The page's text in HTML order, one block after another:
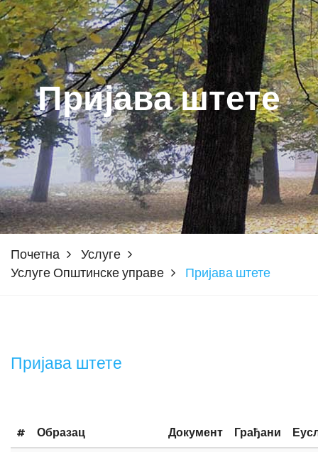
Пријава штете
Почетна
Услуге
Услуге Општинске управе
Пријава штете
Пријава штете
# Образац Документ Грађани